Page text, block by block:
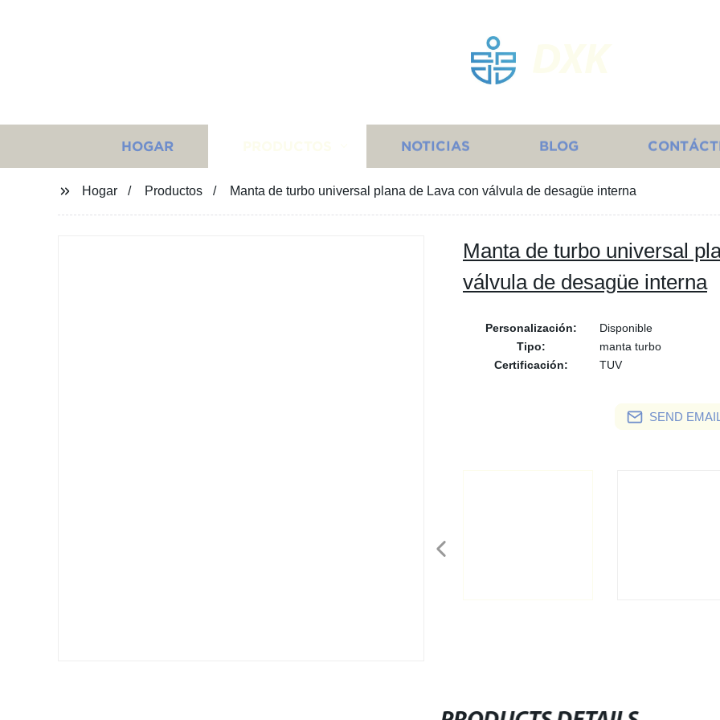
HOGAR NOTICIAS BLOG
Hogar Productos Manta de turbo universal plana de Lava con válvula de desagüe interna
Manta de turbo universal
válvula de desagüe interna
Personalización:
Disponible
Tipo:
manta turbo
Certificación:
TUV
SEND